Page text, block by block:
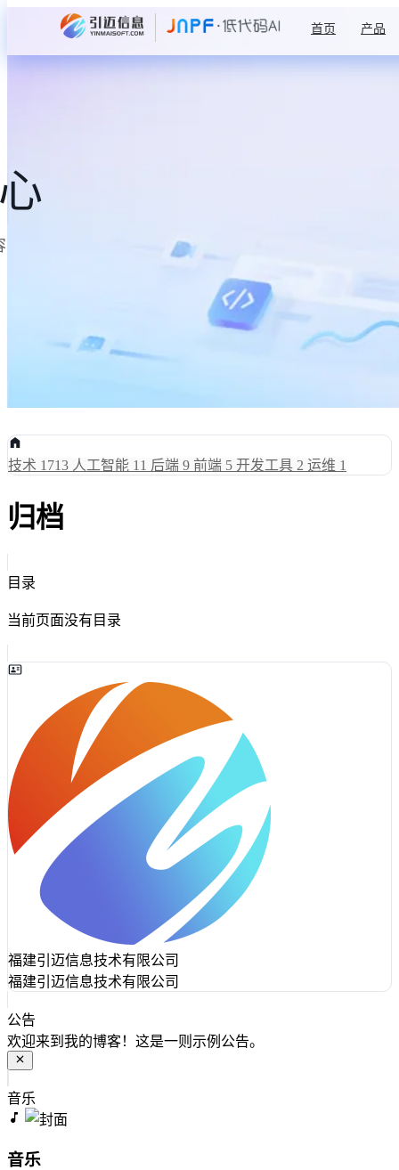
首页 产品
技术 1713 人工智能 11 后端 9 前端 5 开发工具 2 运维 1
归档
目录
当前页面没有目录
福建引迈信息技术有限公司
福建引迈信息技术有限公司
公告
欢迎来到我的博客！这是一则示例公告。
音乐
音乐